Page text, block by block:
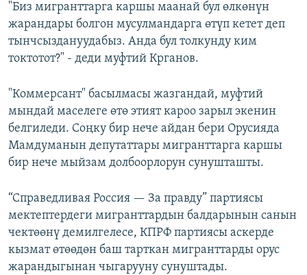
"Биз мигранттарга каршы маанай бул өлкөнүн
жарандары болгон мусулмандарга өтүп кетет деп
тынчсыздануудабыз. Анда бул толкунду ким
токтотот?" - деди муфтий Крганов.
"Коммерсант" басылмасы жазгандай, муфтий
мындай маселеге өтө этият кароо зарыл экенин
белгиледи. Соңку бир нече айдан бери Орусияда
Мамдуманын депутаттары мигранттарга каршы
бир нече мыйзам долбоорлорун сунушташты.
“Справедливая Россия — За правду” партиясы
мектептердеги мигранттардын балдарынын санын
чектөөнү демилгелесе, КПРФ партиясы аскерде
кызмат өтөөдөн баш тарткан мигранттарды орус
жарандыгынан чыгарууну сунуштады.